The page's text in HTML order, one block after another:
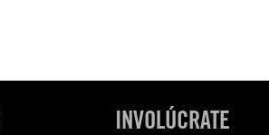
INVOLÚCRATE